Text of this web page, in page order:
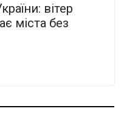
вітер
міста без